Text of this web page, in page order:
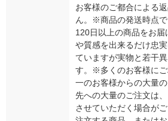
お客様のご都合による
ん。※商品の発送時点
120日以上の商品をお
や質感を出来るだけ忠
ていますが実物と若干
す。※多くのお客様に
一のお客様からの大量
先への大量のご注文は
させていただく場合が